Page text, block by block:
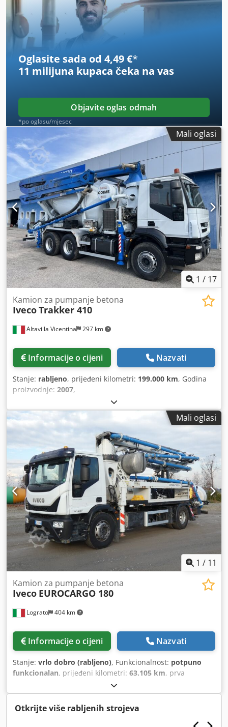
Oglasite sada od 4,49 €*
11 milijuna kupaca čeka na vas
Objavite oglas odmah
*po oglasu/mjesec
Mali oglasi
1 / 17
Altavilla Vicentina 297 km
Kamion za pumpanje betona
IvecoTrakker 410
Informacije o cijeni Nazvati
Stanje: rabljeno, prijeđeni kilometri: 199.000 km, Godina
proizvodnje: 2007,
Mali oglasi
1 / 11
Lograto 404 km
Kamion za pumpanje betona
Iveco EUROCARGO 180
Informacije o cijeni Nazvati
Stanje: vrlo dobro (rabljeno), Funkcionalnost: potpuno
funkcionalan, prijeđeni kilometri: 63.105 km, prva
, vrsta goriva:
osovina:4x2, gorivo:dizel, kočnice:kočenje motorom,
vrsta prijenosa: mehanički , emisijska klasa:
proizvodnje:
Otkrijte više rabljenih strojeva